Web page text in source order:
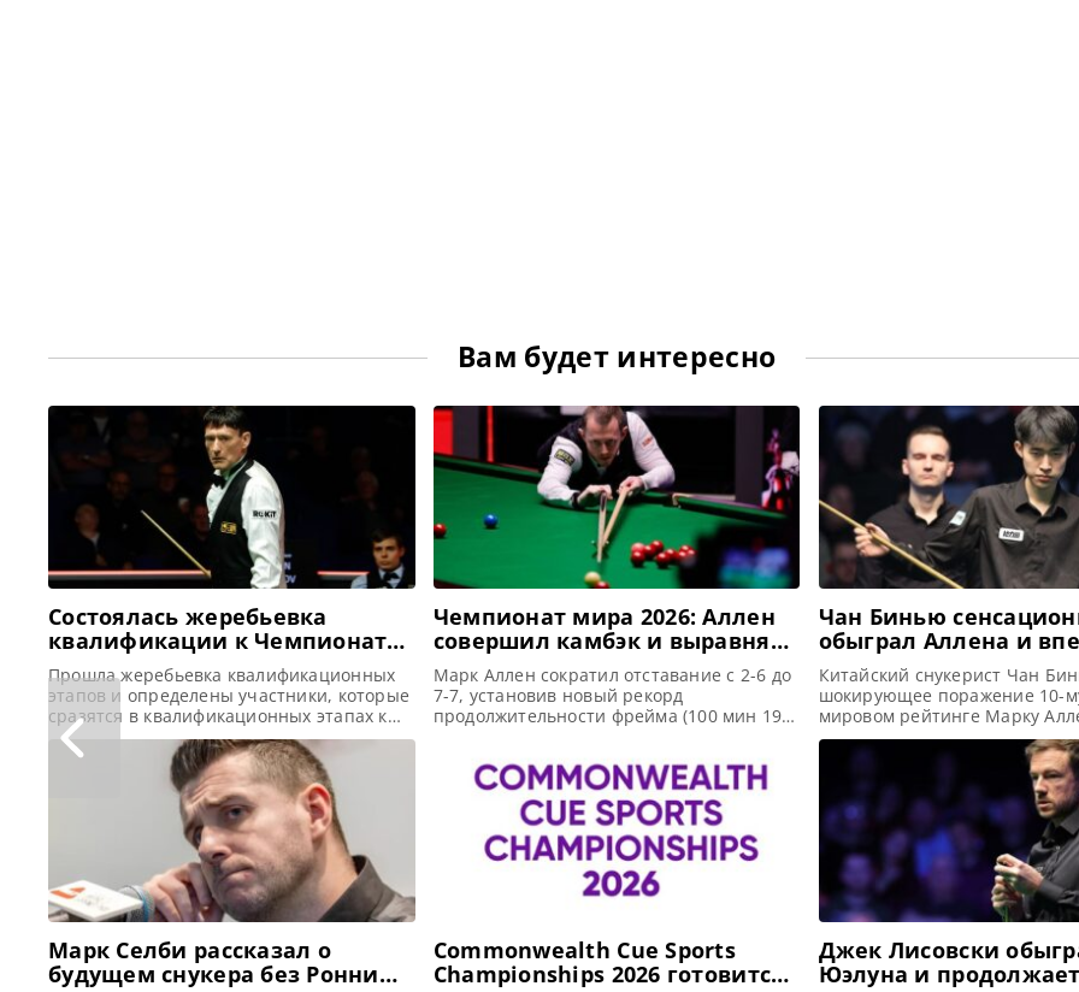
Вам будет интересно
Состоялась жеребьевка
квалификации к Чемпионату
мира 2026 по снукеру
Прошла жеребьевка квалификационных
этапов и определены участники, которые
сразятся в квалификационных этапах к
Чемпионату мира 2026 в Crucible Theatre,
сообщает totallysnookered Определен
состав участников отборочного этапа
Чемпионату мира 2026 по снукеру. Эта
стадия турнира пройдет в Английском
институте спорта в Шеффилде с 6 по 15
апреля. По итогам квалификации 16
лучших игроков получат право сыграть
Марк Селби рассказал о
будущем снукера без Ронни
Чемпионат мира 2026: Аллен
совершил камбэк и выравнял
счет 7-7 против У Ицзэ
Марк Аллен сократил отставание с 2-6 до
7-7, установив новый рекорд
продолжительности фрейма (100 мин 19
полуфинале Чемпионата мира 2026 Марк
Аллен сумел переломить ход матча
против У Ицзэ,отыгравшись со счета 2-6
до 7-7. Финальный фрейм третьей сессии
вошел в историю турнира
Commonwealth Cue Sports
Championships 2026 готовится
Чан Бинью
обыграл Аллена и
прошел в
на Scottish Open 2025
Китайский снукерист Чан
шокирующее поражение 10-
мировом рейтинге Марку
впервые в карьере вышел в
финал на турнире Scottish
Эдинбурге, сообщает WST В
турнире Scottish Open 2025
Китая впервые в карьере
рейтинговый финал, одержав
убедительную победу в
матче
Джек Лисовски
Юэлуна и